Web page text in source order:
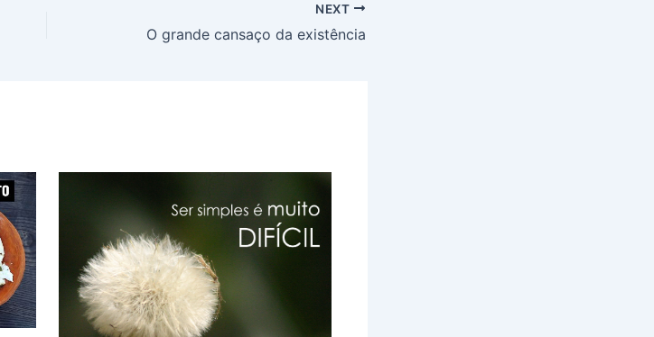
NEXT
O grande cansaço da existência